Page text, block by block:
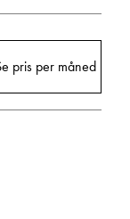
Google
pris per måned